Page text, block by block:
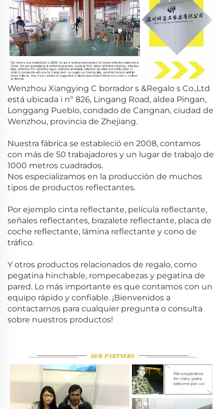
Wenzhou Xiangying C borrador s &Regalo s Co.,Ltd
está ubicada i nº 826, Lingang Road, aldea Pingan,
Longgang Pueblo, condado de Cangnan, ciudad de
Wenzhou, provincia de Zhejiang.
Nuestra fábrica se estableció en 2008, contamos
con más de 50 trabajadores y un lugar de trabajo de
1000 metros cuadrados.
Nos especializamos en la producción de muchos
tipos de productos reflectantes.
Por ejemplo cinta reflectante, película reflectante,
señales reflectantes, brazalete reflectante, placa de
coche reflectante, lámina reflectante y cono de
tráfico.
Y otros productos relacionados de regalo, como
pegatina hinchable, rompecabezas y pegatina de
pared. Lo más importante es que contamos con un
equipo rápido y confiable. ¡Bienvenidos a
contactarnos para cualquier pregunta o consulta
sobre nuestros productos!